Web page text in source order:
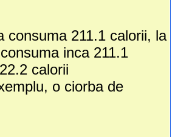
consuma 211.1 calorii, la
inca 211.1
calorii
o ciorba de